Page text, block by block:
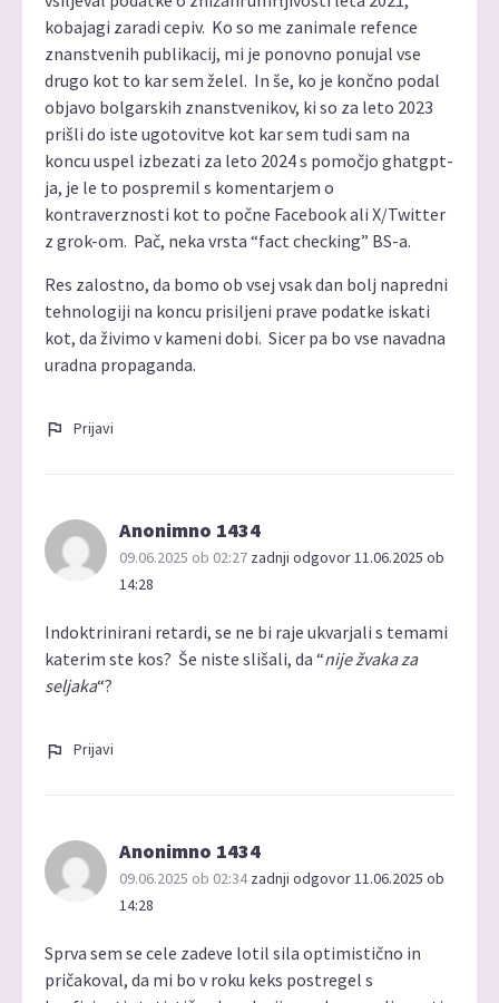
kobajagi zaradi cepiv. Ko so me zanimale refence
znanstvenih publikacij, mi je ponovno ponujal vse
drugo kot to kar sem želel. In še, ko je končno podal
objavo bolgarskih znanstvenikov, ki so za leto 2023
prišli do iste ugotovitve kot kar sem tudi sam na
koncu uspel izbezati za leto 2024 s pomočjo ghatgpt-
ja, je le to pospremil s komentarjem o
kontraverznosti kot to počne Facebook ali X/Twitter
z grok-om. Pač, neka vrsta “fact checking” BS-a.
Res zalostno, da bomo ob vsej vsak dan bolj napredni
tehnologiji na koncu prisiljeni prave podatke iskati
kot, da živimo v kameni dobi. Sicer pa bo vse navadna
uradna propaganda.
Prijavi
Anonimno 1434
09.06.2025 ob 02:27 zadnji odgovor 11.06.2025 ob
14:28
Indoktrinirani retardi, se ne bi raje ukvarjali s temami
katerim ste kos? Še niste slišali, da “nije žvaka za
seljaka“?
Prijavi
Anonimno 1434
09.06.2025 ob 02:34 zadnji odgovor 11.06.2025 ob
14:28
Sprva sem se cele zadeve lotil sila optimistično in
pričakoval, da mi bo v roku keks postregel s